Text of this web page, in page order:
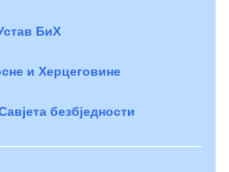
БиХ
и Херцеговине
безбједности